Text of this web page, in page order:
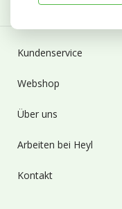
Kundenservice
Webshop
Über uns
Arbeiten bei Heyl
Kontakt